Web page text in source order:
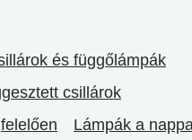
és függőlámpák
csillárok
Lámpák a